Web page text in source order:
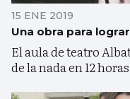
15 ENE 2019
Una obra para
El aula de teatro
de la nada en 12